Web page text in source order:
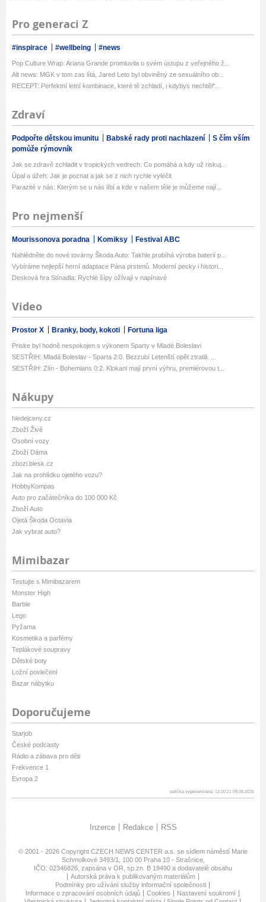
Pro generaci Z
#inspirace #wellbeing #news
Pop Culture Wrap: Ariana Grande promluvila o svém ústupu z veřejného ž...
Alt news: MGK v tom zas lítá, Jared Leto byl obviněný ze sexuálního ob...
RECEPT: Perfektní letní kombinace, které tě zchladí, i kdybys nechtěl*...
Zdraví
Podpořte dětskou imunitu Babské rady proti nachlazení
S čím vším
pomůže rýmovník
Jak se zdravě zchladit v tropických vedrech: Co pomáhá a kdy už riskuj...
Úpal a úžeh: Jak je poznat a jak se z nich rychle vyléčit
Parazité v nás: Kterým se u nás líbí a kde v našem těle je můžeme nají...
Pro nejmenší
Mourissonova poradna Komiksy Festival ABC
Nahlédněte do nové továrny Škoda Auto: Takhle probíhá výroba baterií p...
Vybíráme nejlepší herní adaptace Pána prstenů. Moderní pecky i histori...
Desková hra Stínadla: Rychlé šípy ožívají v napínavé
Video
Prostor X Branky, body, kokoti Fortuna liga
Priske byl hodně nespokojen s výkonem Sparty v Mladé Boleslavi
SESTŘIH: Mladá Boleslav - Sparta 2:0. Bezzubí Letenští opět ztratili. ...
SESTŘIH: Zlín - Bohemians 0:2. Klokani mají první výhru, premiérovou t...
Nákupy
hledejceny.cz
Zboží Živě
Osobní vozy
Zboží Dáma
zbozi.blesk.cz
Jak na prohlídku ojetého vozu?
HobbyKompas
Auto pro začátečníka do 100 000 Kč
Zboží Auto
Ojetá Škoda Octavia
Jak vybrat auto?
Mimibazar
Testujte s Mimibazarem
Monster High
Barbie
Lego
Pyžama
Kosmetika a parfémy
Teplákové soupravy
Dětské boty
Ložní povlečení
Bazar nábytku
Doporučujeme
Starjob
České podcasty
Rádio a zábava pro děti
Frekvence 1
Evropa 2
patička vygenerovaná: 12:20:21 09.08.2026
Inzerce Redakce RSS
© 2001 - 2026 Copyright CZECH NEWS CENTER a.s. se sídlem náměstí Marie
Schmolkové 3493/1, 100 00 Praha 10 - Strašnice,
IČO: 02346826, zapsána v OR, sp.zn. B 19490 a dodavatelé obsahu
Autorská práva k publikovaným materiálům
Podmínky pro užívání služby informační společnosti
Informace o zpracování osobních údajů
Cookies
Nastavení soukromí